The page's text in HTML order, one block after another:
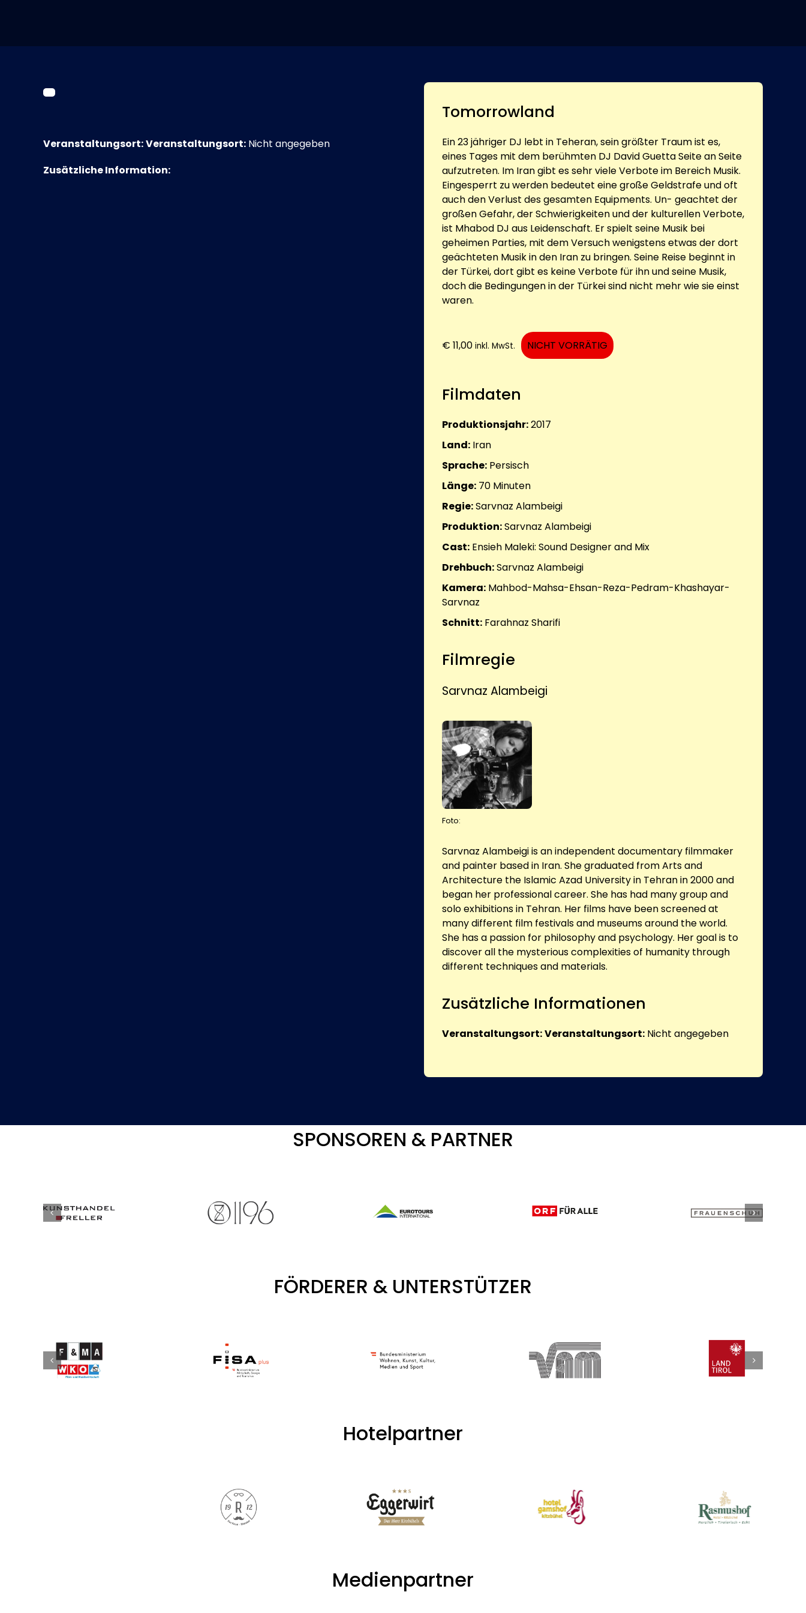
Veranstaltungsort:Veranstaltungsort: Nicht angegeben
Zusätzliche Information:
Tomorrowland
Ein 23 jähriger DJ lebt in Teheran, sein größter Traum ist es,
eines Tages mit dem berühmten DJ David Guetta Seite an Seite
aufzutreten. Im Iran gibt es sehr viele Verbote im Bereich Musik.
Eingesperrt zu werden bedeutet eine große Geldstrafe und oft
auch den Verlust des gesamten Equipments. Un- geachtet der
großen Gefahr, der Schwierigkeiten und der kulturellen Verbote,
ist Mhabod DJ aus Leidenschaft. Er spielt seine Musik bei
geheimen Parties, mit dem Versuch wenigstens etwas der dort
geächteten Musik in den Iran zu bringen. Seine Reise beginnt in
der Türkei, dort gibt es keine Verbote für ihn und seine Musik,
doch die Bedingungen in der Türkei sind nicht mehr wie sie einst
waren.
€ 11,00 inkl. MwSt. NICHT VORRÄTIG
Filmdaten
Produktionsjahr:2017
Land: Iran
Sprache: Persisch
Länge: 70 Minuten
Regie:Sarvnaz Alambeigi
Produktion:Sarvnaz Alambeigi
Cast: Ensieh Maleki: Sound Designer and Mix
Drehbuch:Sarvnaz Alambeigi
Kamera: Mahbod-Mahsa-Ehsan-Reza-Pedram-Khashayar-
Sarvnaz
Schnitt: Farahnaz Sharifi
Filmregie
Sarvnaz Alambeigi
Foto:
Sarvnaz Alambeigi is an independent documentary filmmaker
and painter based in Iran. She graduated from Arts and
Architecture the Islamic Azad University in Tehran in 2000 and
began her professional career. She has had many group and
solo exhibitions in Tehran. Her films have been screened at
many different film festivals and museums around the world.
She has a passion for philosophy and psychology. Her goal is to
discover all the mysterious complexities of humanity through
different techniques and materials.
Zusätzliche Informationen
Veranstaltungsort:Veranstaltungsort: Nicht angegeben
SPONSOREN & PARTNER
FÖRDERER & UNTERSTÜTZER
Hotelpartner
Medienpartner